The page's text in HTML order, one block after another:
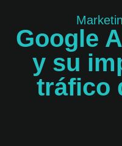
Google
y su
tráfico